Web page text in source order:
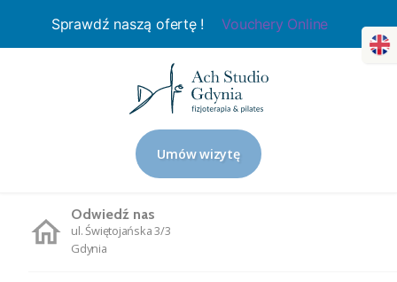
Sprawdź naszą ofertę ! Vouchery Online
Umów wizytę
Odwiedź nas
ul. Świętojańska 3/3
Gdynia